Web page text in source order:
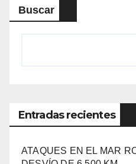
Buscar
Entradas recientes
ATAQUES EN EL MAR